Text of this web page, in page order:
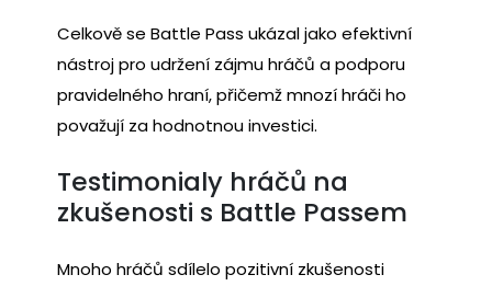
Celkově se Battle Pass ukázal jako efektivní
nástroj pro udržení zájmu hráčů a podporu
pravidelného hraní, přičemž mnozí hráči ho
považují za hodnotnou investici.
Testimonialy hráčů na
zkušenosti s Battle Passem
Mnoho hráčů sdílelo pozitivní zkušenosti